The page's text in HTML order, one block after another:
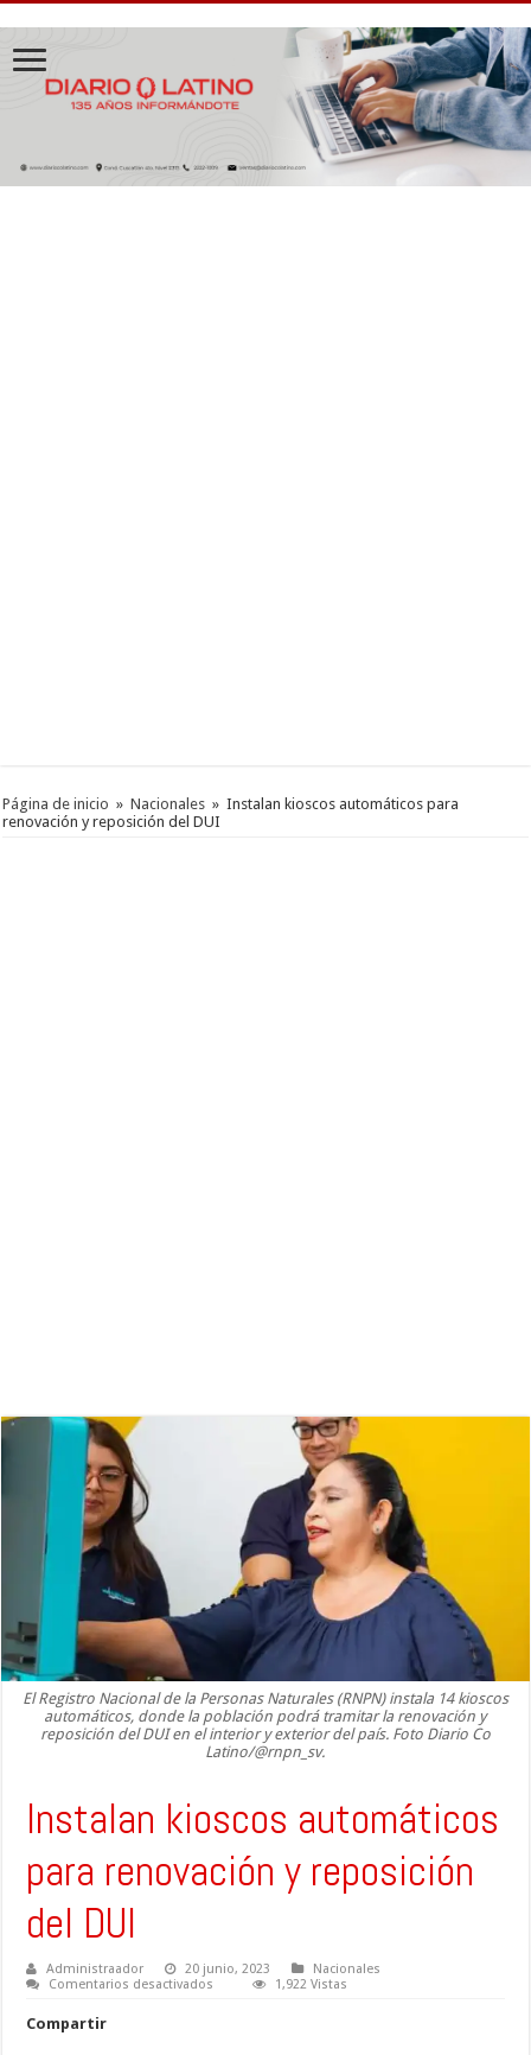
Página de inicio » Nacionales » Instalan kioscos automáticos para
renovación y reposición del DUI
El Registro Nacional de la Personas Naturales (RNPN) instala 14 kioscos
automáticos, donde la población podrá tramitar la renovación y
reposición del DUI en el interior y exterior del país. Foto Diario Co
Latino/@rnpn_sv.
Instalan kioscos automáticos
para renovación y reposición
del DUI
Administraador 20 junio, 2023
Nacionales
Comentarios desactivados
1,922 Vistas
Compartir